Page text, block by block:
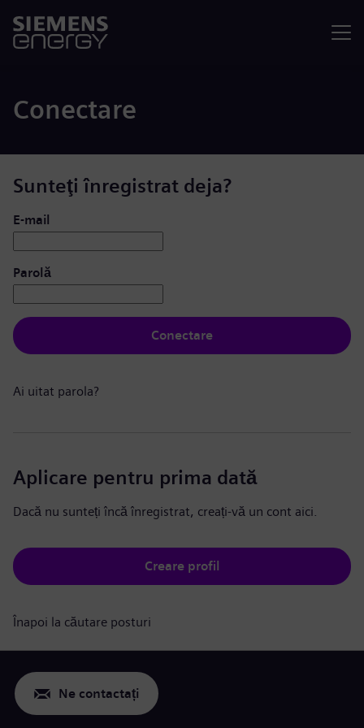
Conectare
Sunteţi înregistrat deja?
Conectare: utilizator și parolă
E-mail
Parolă
Conectare
Ai uitat parola?
Aplicare pentru prima dată
Dacă nu sunteți încă înregistrat, creați-vă un cont aici.
Creare profil
Înapoi la căutare posturi
Ne contactați